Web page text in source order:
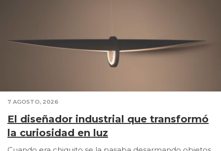
7 AGOSTO, 2026
El diseñador industrial que transformó
la curiosidad en luz